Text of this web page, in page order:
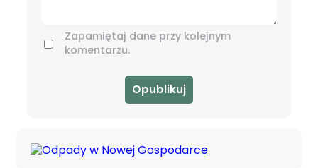
Zapamiętaj dane przy kolejnym
komentarzu.